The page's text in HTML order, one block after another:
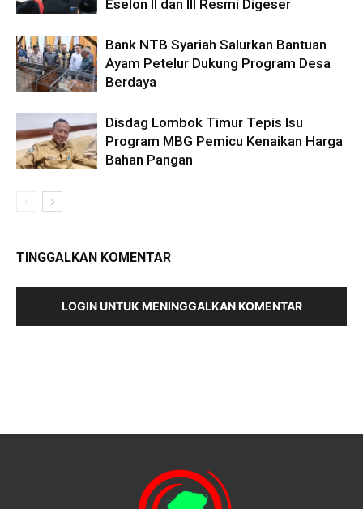
Eselon II dan III Resmi Digeser
Bank NTB Syariah Salurkan Bantuan
Ayam Petelur Dukung Program Desa
Berdaya
Disdag Lombok Timur Tepis Isu
Program MBG Pemicu Kenaikan Harga
Bahan Pangan
TINGGALKAN KOMENTAR
LOGIN UNTUK MENINGGALKAN KOMENTAR